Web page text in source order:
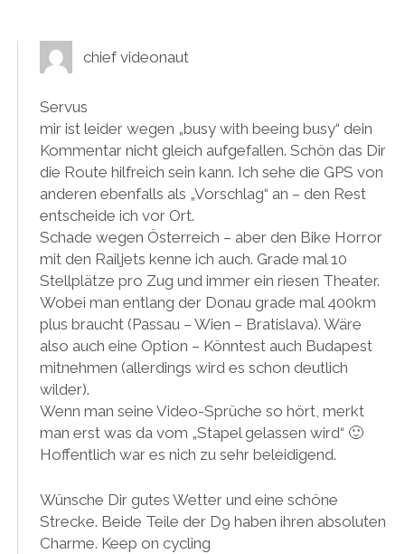
chief videonaut
Servus
mir ist leider wegen „busy with beeing busy“ dein
Kommentar nicht gleich aufgefallen. Schön das Dir
die Route hilfreich sein kann. Ich sehe die GPS von
anderen ebenfalls als „Vorschlag“ an – den Rest
entscheide ich vor Ort.
Schade wegen Österreich – aber den Bike Horror
mit den Railjets kenne ich auch. Grade mal 10
Stellplätze pro Zug und immer ein riesen Theater.
Wobei man entlang der Donau grade mal 400km
plus braucht (Passau – Wien – Bratislava). Wäre
also auch eine Option – Könntest auch Budapest
mitnehmen (allerdings wird es schon deutlich
wilder).
Wenn man seine Video-Sprüche so hört, merkt
man erst was da vom „Stapel gelassen wird“ 🙂
Hoffentlich war es nich zu sehr beleidigend.
Wünsche Dir gutes Wetter und eine schöne
Strecke. Beide Teile der D9 haben ihren absoluten
Charme. Keep on cycling